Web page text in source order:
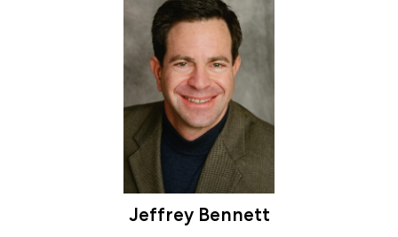
Jeffrey Bennett